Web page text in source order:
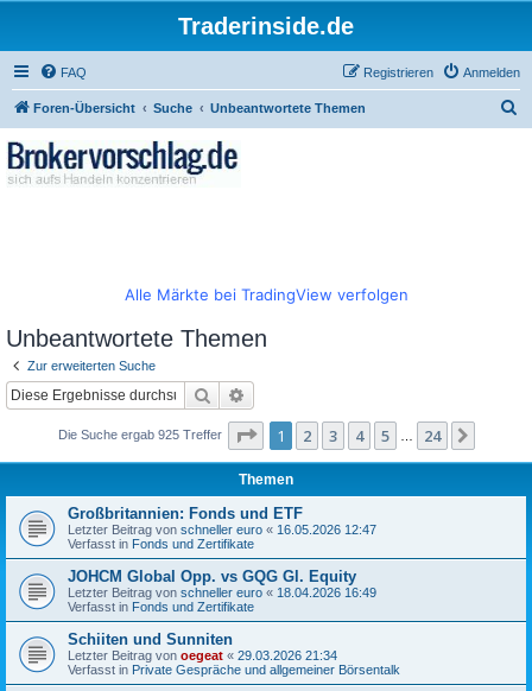
Traderinside.de
FAQ Anmelden
Registrieren
Foren-Übersicht Suche Unbeantwortete Themen
Alle Märkte bei TradingView verfolgen
Unbeantwortete Themen
Zur erweiterten Suche
Suche
Die Suche ergab 925 Treffer Seite 1von 24
1 2 3 4 5 24
Themen
Großbritannien: Fonds und ETF
Letzter Beitrag von schneller euro « 16.05.2026 12:47
Verfasst in Fonds und Zertifikate
JOHCM Global Opp. vs GQG Gl. Equity
Letzter Beitrag von schneller euro « 18.04.2026 16:49
Verfasst in Fonds und Zertifikate
Schiiten und Sunniten
Letzter Beitrag von oegeat « 29.03.2026 21:34
Verfasst in Private Gespräche und allgemeiner Börsentalk